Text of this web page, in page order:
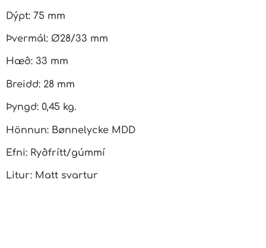
Dýpt: 75 mm
Þvermál: Ø28/33 mm
Hæð: 33 mm
Breidd: 28 mm
Þyngd: 0,45 kg.
Hönnun: Bønnelycke MDD
Efni: Ryðfrítt/gúmmí
Litur: Matt svartur